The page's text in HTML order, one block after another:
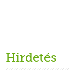
Hirdetés